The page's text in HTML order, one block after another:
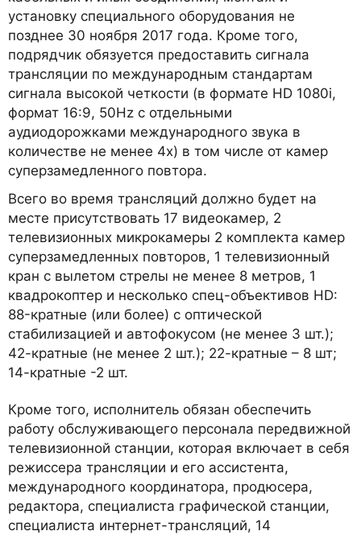
установку специального оборудования не
позднее 30 ноября 2017 года. Кроме того,
подрядчик обязуется предоставить сигнала
трансляции по международным стандартам
сигнала высокой четкости (в формате HD 1080i,
формат 16:9, 50Hz c отдельными
аудиодорожками международного звука в
количестве не менее 4х) в том числе от камер
суперзамедленного повтора.
Всего во время трансляций должно будет на
месте присутствовать 17 видеокамер, 2
телевизионных микрокамеры 2 комплекта камер
суперзамедленных повторов, 1 телевизионный
кран с вылетом стрелы не менее 8 метров, 1
квадрокоптер и несколько спец-объективов HD:
88-кратные (или более) с оптической
стабилизацией и автофокусом (не менее 3 шт.);
42-кратные (не менее 2 шт.); 22-кратные – 8 шт;
14-кратные -2 шт.
Кроме того, исполнитель обязан обеспечить
работу обслуживающего персонала передвижной
телевизионной станции, которая включает в себя
режиссера трансляции и его ассистента,
международного координатора, продюсера,
редактора, специалиста графической станции,
специалиста интернет-трансляций, 14